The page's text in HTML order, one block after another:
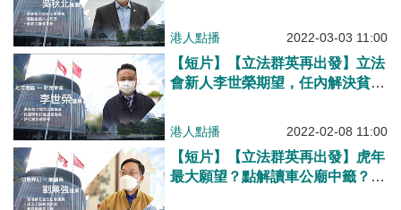
府施政邏輯要改變、香港再創輝煌
港人點播 2022-03-03 11:00
【短片】【立法群英再出發】立法
會新人李世榮期望，任內解決貧富
期待香港再出發迎來最好的日子!
港人點播 2022-02-08 11:00
【短片】【立法群英再出發】虎年
最大願望？點解讀車公廟中籤？北